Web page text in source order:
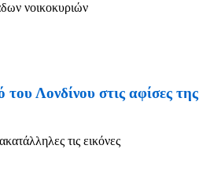
νοικοκυριών
Λονδίνου στις αφίσες της
τις εικόνες